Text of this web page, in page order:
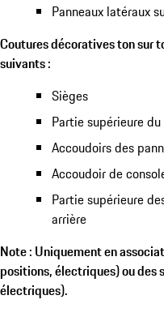
Panneaux latéraux
Coutures décoratives ton sur
suivants :
Sièges
Partie supérieure
Accoudoirs des
Accoudoir de
Partie supérieure
arrière
Note : Uniquement en
positions, électriques) ou
électriques).